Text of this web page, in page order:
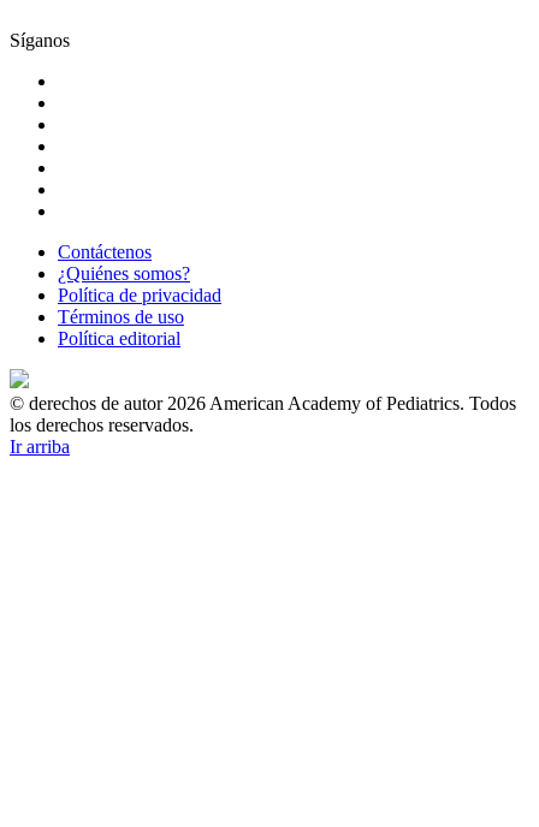
Síganos
Contáctenos
¿Quiénes somos?
Política de privacidad
Términos de uso
Política editorial
© derechos de autor 2026 American Academy of Pediatrics. Todos
los derechos reservados.
Ir arriba